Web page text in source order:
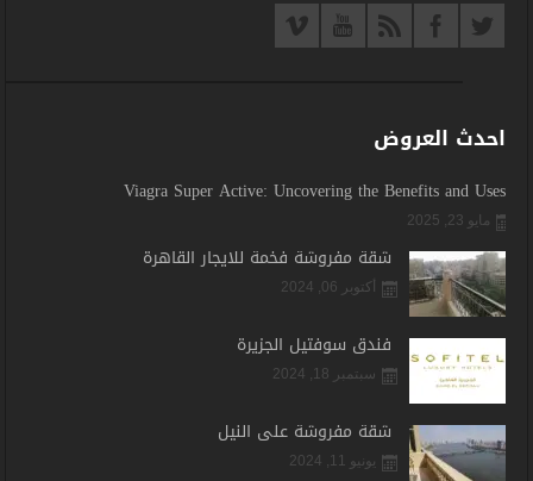
احدث العروض
Viagra Super Active: Uncovering the Benefits and Uses
مايو 23, 2025
شقة مفروشة فخمة للايجار القاهرة
أكتوبر 06, 2024
فندق سوفتيل الجزيرة
سبتمبر 18, 2024
شقة مفروشة على النيل
يونيو 11, 2024